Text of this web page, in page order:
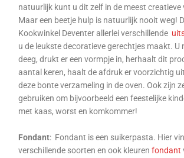
natuurlijk kunt u dit zelf in de meest creatieve
Maar een beetje hulp is natuurlijk nooit weg!
Kookwinkel Deventer allerlei verschillende
u de leukste decoratieve gerechtjes maakt. U
deeg, drukt er een vormpje in, herhaalt dit
aantal keren, haalt de afdruk er voorzichtig
deze bonte verzameling in de oven. Ook zijn
gebruiken om bijvoorbeeld een feestelijke
met kaas, worst en komkommer!
Fondant: Fondant is een suikerpasta. Hier
verschillende soorten en ook kleurenfondant